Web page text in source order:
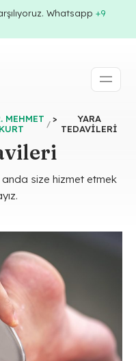
Whatsapp+9
MEHMET
>
YARA
TEDAVILERI
size hizmet etmek